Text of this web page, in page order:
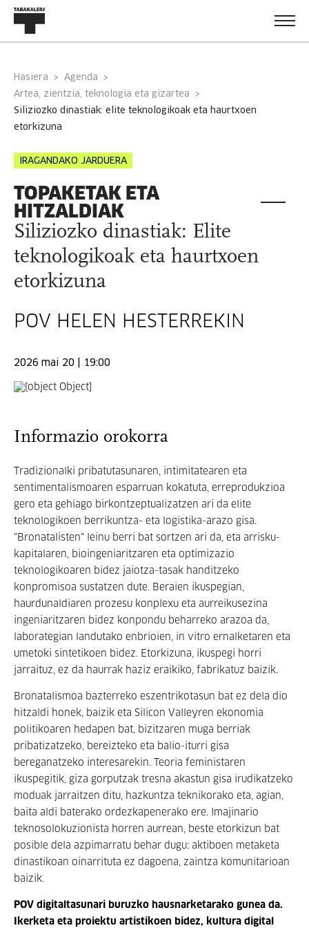
Hasiera
Agenda
Artea, zientzia, teknologia eta gizartea
siliziozko dinastiak: elite teknologikoak eta haurtxoen
etorkizuna
IRAGANDAKO JARDUERA
TOPAKETAK ETA
HITZALDIAK
Siliziozko dinastiak: Elite
teknologikoak eta haurtxoen
etorkizuna
POV HELEN HESTERREKIN
2026 mai 20 | 19:00
Informazio orokorra
Tradizionalki pribatutasunaren, intimitatearen eta
sentimentalismoaren esparruan kokatuta, erreprodukzioa
gero eta gehiago birkontzeptualizatzen ari da elite
teknologikoen berrikuntza- eta logistika-arazo gisa.
"Bronatalisten" leinu berri bat sortzen ari da, eta arrisku-
kapitalaren, bioingeniaritzaren eta optimizazio
teknologikoaren bidez jaiotza-tasak handitzeko
konpromisoa sustatzen dute. Beraien ikuspegian,
haurdunaldiaren prozesu konplexu eta aurreikusezina
ingeniaritzaren bidez konpondu beharreko arazoa da,
laborategian landutako enbrioien, in vitro ernalketaren eta
umetoki sintetikoen bidez. Etorkizuna, ikuspegi horri
jarraituz, ez da haurrak haziz eraikiko, fabrikatuz baizik.
Bronatalismoa bazterreko eszentrikotasun bat ez dela dio
hitzaldi honek, baizik eta Silicon Valleyren ekonomia
politikoaren hedapen bat, bizitzaren muga berriak
pribatizatzeko, bereizteko eta balio-iturri gisa
bereganatzeko interesarekin. Teoria feministaren
ikuspegitik, giza gorputzak tresna akastun gisa irudikatzeko
moduak jarraitzen ditu, hazkuntza teknikorako eta, agian,
baita aldi baterako ordezkapenerako ere. Imajinario
teknosolokuzionista horren aurrean, beste etorkizun bat
posible dela azpimarratu behar dugu: aktiboen metaketa
dinastikoan oinarrituta ez dagoena, zaintza komunitarioan
baizik.
POV digitaltasunari buruzko hausnarketarako gunea da.
Ikerketa eta proiektu artistikoen bidez, kultura digital